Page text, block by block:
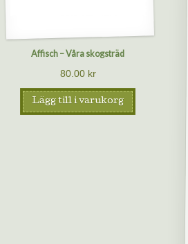
Affisch – Våra skogsträd
80.00 kr
Lägg till i varukorg